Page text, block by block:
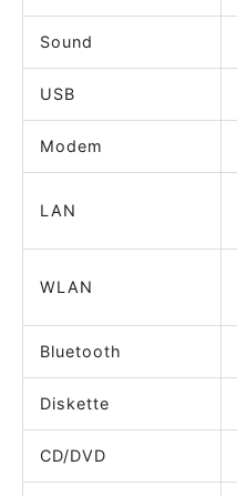
Sound
USB
Modem
LAN
WLAN
Bluetooth
Diskette
CD/DVD